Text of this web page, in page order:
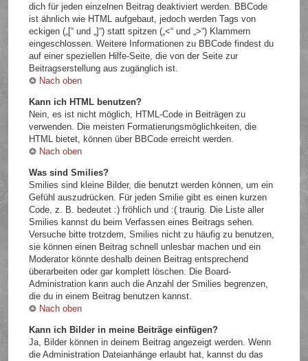
dich für jeden einzelnen Beitrag deaktiviert werden. BBCode
ist ähnlich wie HTML aufgebaut, jedoch werden Tags von
eckigen („[“ und „]“) statt spitzen („<“ und „>“) Klammern
eingeschlossen. Weitere Informationen zu BBCode findest du
auf einer speziellen Hilfe-Seite, die von der Seite zur
Beitragserstellung aus zugänglich ist.
Nach oben
Kann ich HTML benutzen?
Nein, es ist nicht möglich, HTML-Code in Beiträgen zu
verwenden. Die meisten Formatierungsmöglichkeiten, die
HTML bietet, können über BBCode erreicht werden.
Nach oben
Was sind Smilies?
Smilies sind kleine Bilder, die benutzt werden können, um ein
Gefühl auszudrücken. Für jeden Smilie gibt es einen kurzen
Code, z. B. bedeutet :) fröhlich und :( traurig. Die Liste aller
Smilies kannst du beim Verfassen eines Beitrags sehen.
Versuche bitte trotzdem, Smilies nicht zu häufig zu benutzen,
sie können einen Beitrag schnell unlesbar machen und ein
Moderator könnte deshalb deinen Beitrag entsprechend
überarbeiten oder gar komplett löschen. Die Board-
Administration kann auch die Anzahl der Smilies begrenzen,
die du in einem Beitrag benutzen kannst.
Nach oben
Kann ich Bilder in meine Beiträge einfügen?
Ja, Bilder können in deinem Beitrag angezeigt werden. Wenn
die Administration Dateianhänge erlaubt hat, kannst du das